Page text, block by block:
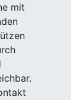
mit